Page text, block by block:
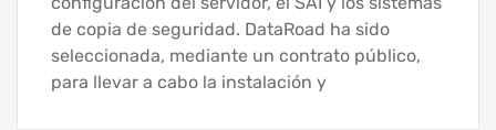
de copia de seguridad. DataRoad ha sido
seleccionada, mediante un contrato público,
para llevar a cabo la instalación y